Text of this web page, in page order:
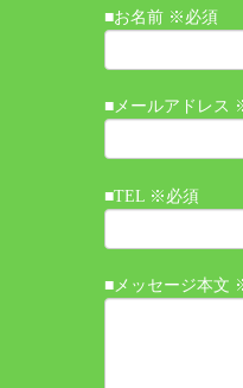
■お名前 ※必須
■メールアドレス
■TEL ※必須
■メッセージ本文